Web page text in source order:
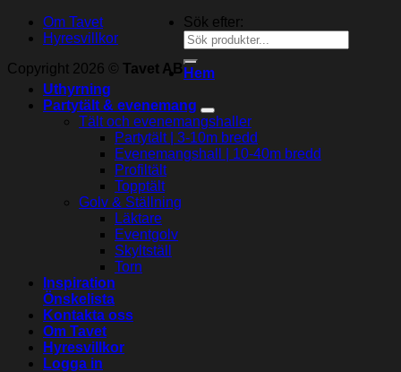
Om Tavet
Hyresvillkor
Copyright 2026 © Tavet AB
Sök efter:
Hem
Uthyrning
Partytält & evenemang
Tält och evenemangshaller
Partytält | 3-10m bredd
Evenemangshall | 10-40m bredd
Profiltält
Topptält
Golv & Ställning
Läktare
Eventgolv
Skyltställ
Torn
Inspiration
Önskelista
Kontakta oss
Om Tavet
Hyresvillkor
Logga in